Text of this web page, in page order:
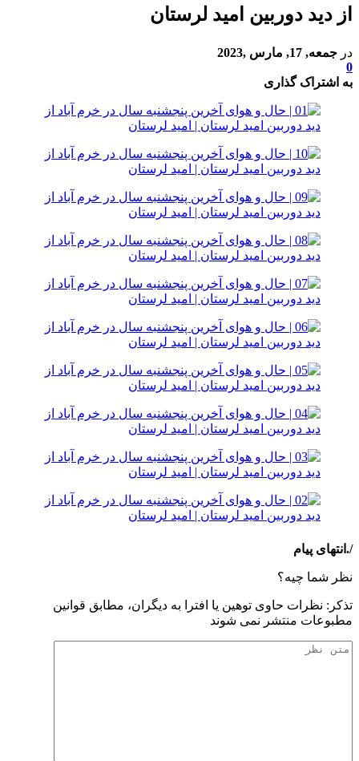
از دید دوربین امید لرستان
در جمعه, 17, مارس ,2023
0
به اشتراک گذاری
/.انتهای پیام
نظر شما چیه؟
تذكر: نظرات حاوی توهين يا افترا به ديگران، مطابق قوانين
مطبوعات منتشر نمی شوند